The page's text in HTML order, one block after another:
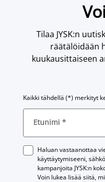
Tilaa JYSK:n
räätälöidään
kuukausittaiseen
Kaikki tähdellä (*) merkityt
Etunimi *
Haluan vastaanottaa
käyttäytymiseeni,
kampanjoita JYSK:n
Voin lukea lisää siitä,